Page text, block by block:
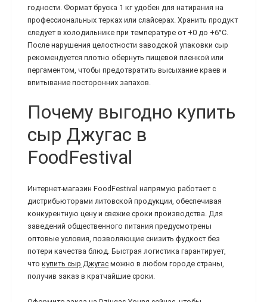
годности. Формат бруска 1 кг удобен для натирания на
профессиональных терках или слайсерах. Хранить продукт
следует в холодильнике при температуре от +0 до +6°C.
После нарушения целостности заводской упаковки сыр
рекомендуется плотно обернуть пищевой пленкой или
пергаментом, чтобы предотвратить высыхание краев и
впитывание посторонних запахов.
Почему выгодно купить
сыр Джугас в
FoodFestival
Интернет-магазин FoodFestival напрямую работает с
дистрибьюторами литовской продукции, обеспечивая
конкурентную цену и свежие сроки производства. Для
заведений общественного питания предусмотрены
оптовые условия, позволяющие снизить фудкост без
потери качества блюд. Быстрая логистика гарантирует,
что купить сыр Джугас можно в любом городе страны,
получив заказ в кратчайшие сроки.